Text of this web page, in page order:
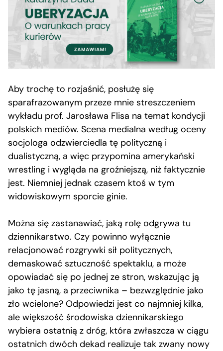
Aby trochę to rozjaśnić, posłużę się
sparafrazowanym przeze mnie streszczeniem
wykładu prof. Jarosława Flisa na temat kondycji
polskich mediów. Scena medialna według oceny
socjologa odzwierciedla tę polityczną i
dualistyczną, a więc przypomina amerykański
wrestling i wygląda na groźniejszą, niż faktycznie
jest. Niemniej jednak czasem ktoś w tym
widowiskowym sporcie ginie.
Można się zastanawiać, jaką rolę odgrywa tu
dziennikarstwo. Czy powinno wyłącznie
relacjonować rozgrywki sił politycznych,
demaskować sztuczność spektaklu, a może
opowiadać się po jednej ze stron, wskazując ją
jako tę jasną, a przeciwnika – bezwzględnie jako
zło wcielone? Odpowiedzi jest co najmniej kilka,
ale większość środowiska dziennikarskiego
wybiera ostatnią z dróg, która zwłaszcza w ciągu
ostatnich dwóch dekad realizuje tak zwany nowy